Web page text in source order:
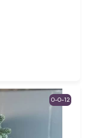
0-0-12